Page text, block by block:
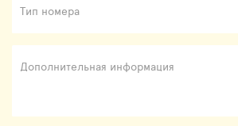
Тип номера
Дополнительная информация